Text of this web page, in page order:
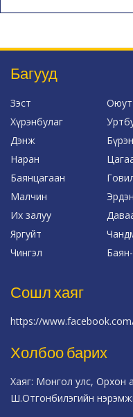
Багууд
Зэст Оюут
Хүрэнбулаг
Дэнж
Наран
Баянцагаан
Малчин
Их залуу
Яргуйт
Чингэл
Сошл хаяг
https://
Холбоо барих
Хаяг: Монгол улс, Орхон
Ш.Отгонбилэгийн